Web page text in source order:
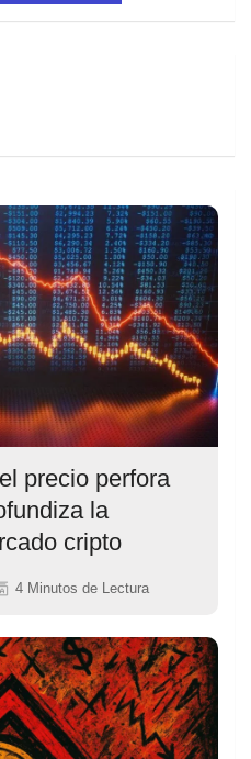
precio perfora
la
cripto
4 Minutos de Lectura